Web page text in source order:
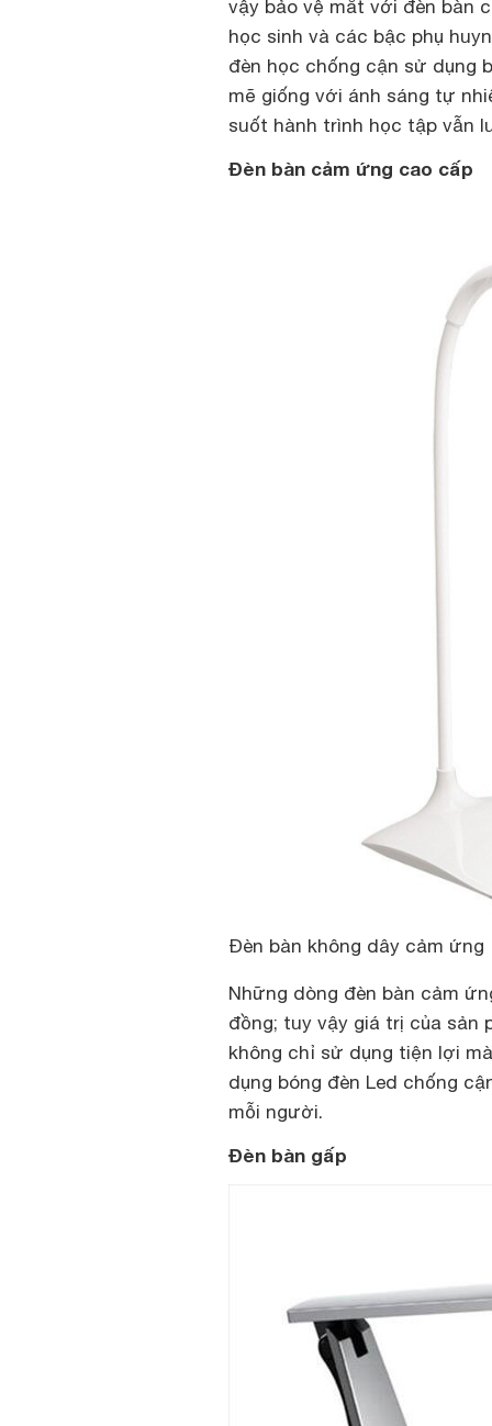
vậy bảo vệ mắt với đèn bàn
học sinh và các bậc phụ
đèn học chống cận sử dụng
mẽ giống với ánh sáng tự
suốt hành trình học tập vẫn
Đèn bàn cảm ứng cao cấp
Đèn bàn không dây cảm ứng
Những dòng đèn bàn cảm
đồng; tuy vậy giá trị của sản
không chỉ sử dụng tiện lợi
dụng bóng đèn Led chống
mỗi người.
Đèn bàn gấp